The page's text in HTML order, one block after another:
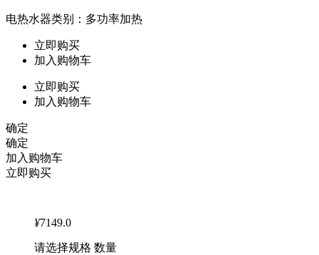
电热水器类别：多功率加热
立即购买
加入购物车
立即购买
加入购物车
确定
确定
加入购物车
立即购买
¥7149.0
请选择规格 数量